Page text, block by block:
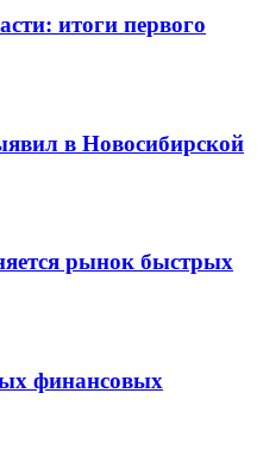
итоги первого
в Новосибирской
рынок быстрых
финансовых